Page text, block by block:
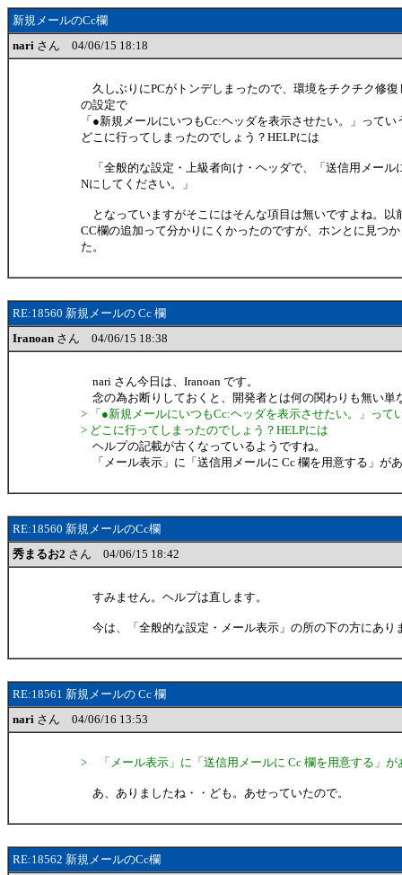
新規メールのCc欄
nari さん 04/06/15 18:18
久しぶりにPCがトンデしまったので、環境をチクチク修
の設定で
「●新規メールにいつもCc:ヘッダを表示させたい。」ってい
どこに行ってしまったのでしょう？HELPには
「全般的な設定・上級者向け・ヘッダで、「送信用メール
Nにしてください。」
となっていますがそこにはそんな項目は無いですよね。以
CC欄の追加って分かりにくかったのですが、ホンとに見つ
た。
RE:18560 新規メールの Cc 欄
Iranoan さん 04/06/15 18:38
nari さん今日は、Iranoan です。
念の為お断りしておくと、開発者とは何の関わりも無い単
> 「●新規メールにいつもCc:ヘッダを表示させたい。」って
> どこに行ってしまったのでしょう？HELPには
ヘルプの記載が古くなっているようですね。
「メール表示」に「送信用メールに Cc 欄を用意する」が
RE:18560 新規メールのCc欄
秀まるお2 さん 04/06/15 18:42
すみません。ヘルプは直します。
今は、「全般的な設定・メール表示」の所の下の方にあり
RE:18561 新規メールの Cc 欄
nari さん 04/06/16 13:53
> 「メール表示」に「送信用メールに Cc 欄を用意する」が
あ、ありましたね・・ども。あせっていたので。
RE:18562 新規メールのCc欄